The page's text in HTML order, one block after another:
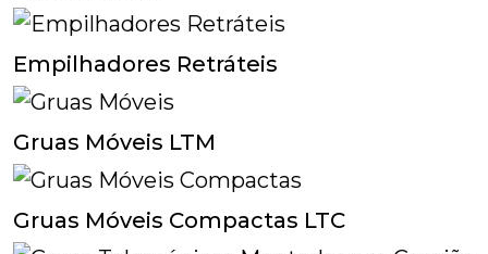
Empilhadores Retráteis
Gruas Móveis LTM
Gruas Móveis Compactas LTC